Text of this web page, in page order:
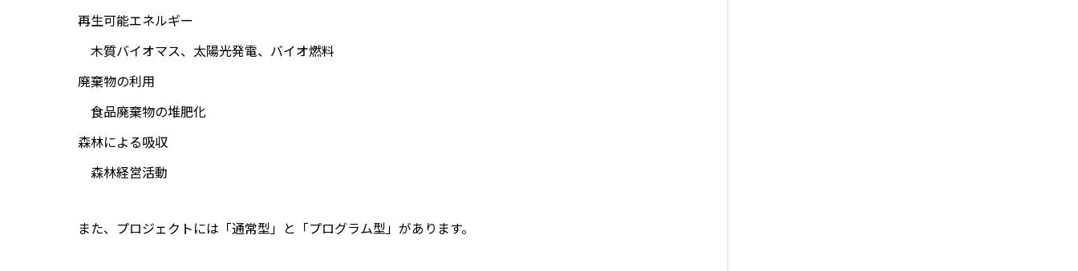
再生可能エネルギー
木質バイオマス、太陽光発電、バイオ燃料
廃棄物の利用
食品廃棄物の堆肥化
森林による吸収
森林経営活動
また、プロジェクトには「通常型」と「プログラム型」があります。